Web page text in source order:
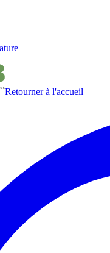
Retourner à l'accueil